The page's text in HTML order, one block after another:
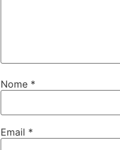
Nome *
Email *